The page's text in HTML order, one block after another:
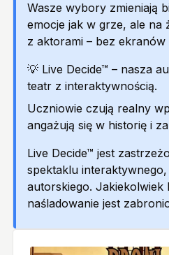
Wasze wybory zmieniają
emocje jak w grze, ale
z aktorami – bez ekranów
💡 Live Decide™ – nasza
teatr z interaktywnością.
Uczniowie czują realny
angażują się w historię i
Live Decide™ jest
spektaklu
autorskiego. Jakiekolwiek
naśladowanie jest